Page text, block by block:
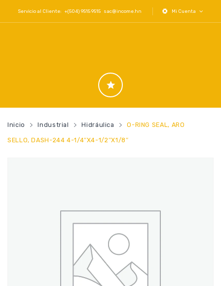
Servicio al Cliente: +(504) 9515 9515 sac@income.hn Mi Cuenta
Inicio Industrial Hidráulica O-RING SEAL, ARO
SELLO, DASH-244 4-1/4″x4-1/2″x1/8″